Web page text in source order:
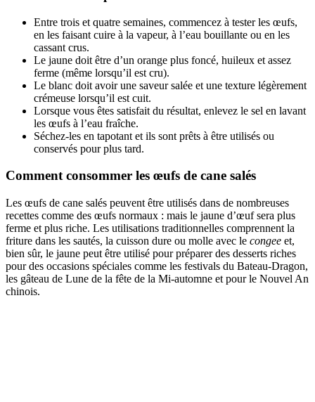
Entre trois et quatre semaines, commencez à tester les œufs,
en les faisant cuire à la vapeur, à l’eau bouillante ou en les
cassant crus.
Le jaune doit être d’un orange plus foncé, huileux et assez
ferme (même lorsqu’il est cru).
Le blanc doit avoir une saveur salée et une texture légèrement
crémeuse lorsqu’il est cuit.
Lorsque vous êtes satisfait du résultat, enlevez le sel en lavant
les œufs à l’eau fraîche.
Séchez-les en tapotant et ils sont prêts à être utilisés ou
conservés pour plus tard.
Comment consommer les œufs de cane salés
Les œufs de cane salés peuvent être utilisés dans de nombreuses
recettes comme des œufs normaux : mais le jaune d’œuf sera plus
ferme et plus riche. Les utilisations traditionnelles comprennent la
friture dans les sautés, la cuisson dure ou molle avec le congee et,
bien sûr, le jaune peut être utilisé pour préparer des desserts riches
pour des occasions spéciales comme les festivals du Bateau-Dragon,
les gâteau de Lune de la fête de la Mi-automne et pour le Nouvel An
chinois.